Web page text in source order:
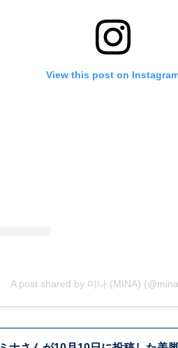
View this post on
A post shared by 미나 (MINA)